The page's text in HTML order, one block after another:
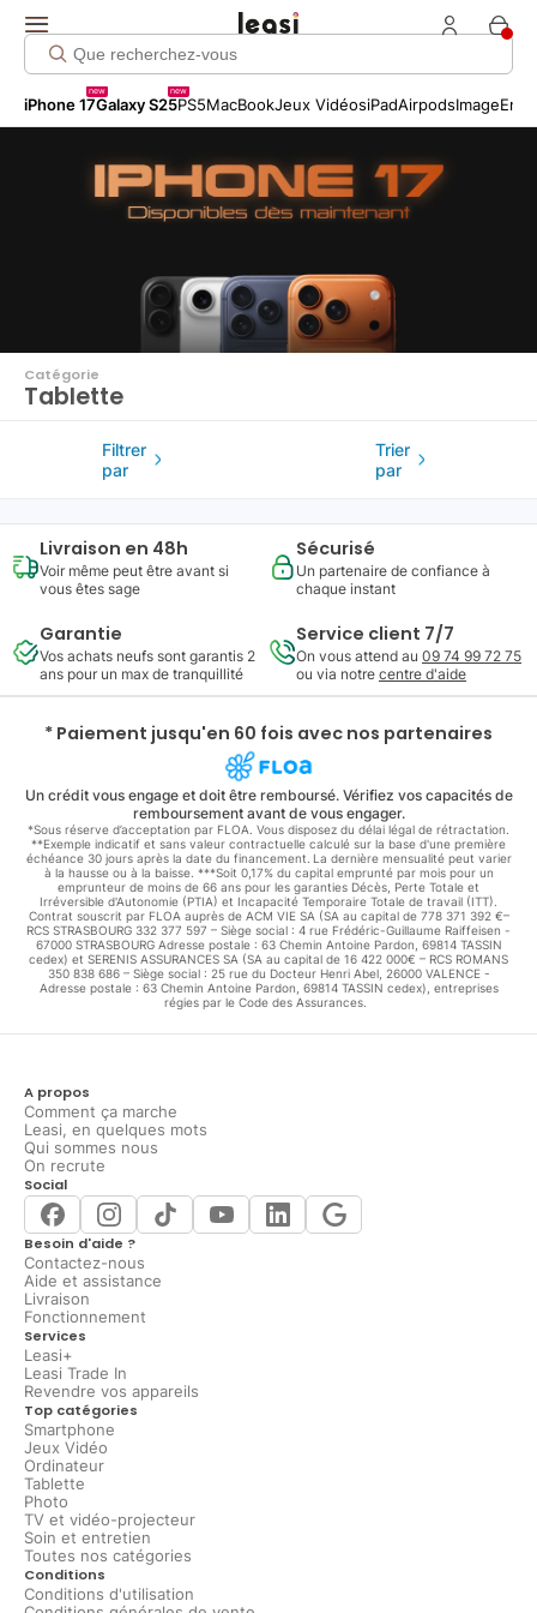
iPhone 17
new
Galaxy S25
new
PS5MacBookJeux VidéosiPadAirpodsImage
Click me!
Catégorie
Tablette
Filtrer
par
Trier
par
Livraison en 48h
Voir même peut être avant si
vous êtes sage
Sécurisé
Un partenaire de confiance à
chaque instant
Garantie
Vos achats neufs sont garantis 2
ans pour un max de tranquillité
Service client 7/7
On vous attend au 09 74 99 72 75
ou via notre centre d'aide
* Paiement jusqu'en 60 fois avec nos partenaires
Un crédit vous engage et doit être remboursé. Vérifiez vos capacités de
remboursement avant de vous engager.
*Sous réserve d’acceptation par FLOA. Vous disposez du délai légal de rétractation.
**Exemple indicatif et sans valeur contractuelle calculé sur la base d'une première
échéance 30 jours après la date du financement. La dernière mensualité peut varier
à la hausse ou à la baisse. ***Soit 0,17% du capital emprunté par mois pour un
emprunteur de moins de 66 ans pour les garanties Décès, Perte Totale et
Irréversible d'Autonomie (PTIA) et Incapacité Temporaire Totale de travail (ITT).
Contrat souscrit par FLOA auprès de ACM VIE SA (SA au capital de 778 371 392 €–
RCS STRASBOURG 332 377 597 – Siège social : 4 rue Frédéric-Guillaume Raiffeisen -
67000 STRASBOURG Adresse postale : 63 Chemin Antoine Pardon, 69814 TASSIN
cedex) et SERENIS ASSURANCES SA (SA au capital de 16 422 000€ – RCS ROMANS
350 838 686 – Siège social : 25 rue du Docteur Henri Abel, 26000 VALENCE -
Adresse postale : 63 Chemin Antoine Pardon, 69814 TASSIN cedex), entreprises
régies par le Code des Assurances.
A propos
Comment ça marche
Leasi, en quelques mots
Qui sommes nous
On recrute
Social
Besoin d'aide ?
Contactez-nous
Aide et assistance
Livraison
Fonctionnement
Services
Leasi+
Leasi Trade In
Revendre vos appareils
Top catégories
Smartphone
Jeux Vidéo
Ordinateur
Tablette
Photo
TV et vidéo-projecteur
Soin et entretien
Toutes nos catégories
Conditions
Conditions d'utilisation